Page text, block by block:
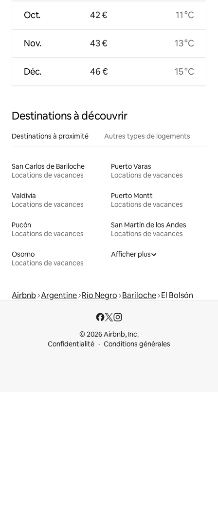
Oct.
Nov.
Déc.
42 €
43 €
46 €
11 °C
13 °C
15 °C
Destinations à découvrir
Destinations à proximité Autres types de logements
San Carlos de Bariloche
Locations de vacances
Puerto Varas
Locations de vacances
Valdivia
Locations de vacances
Puerto Montt
Locations de vacances
Pucón
Locations de vacances
San Martín de los Andes
Locations de vacances
Osorno
Locations de vacances
Afficher plus
Airbnb Argentine Río Negro Bariloche El Bolsón
© 2026 Airbnb, Inc.
Confidentialité
Conditions générales